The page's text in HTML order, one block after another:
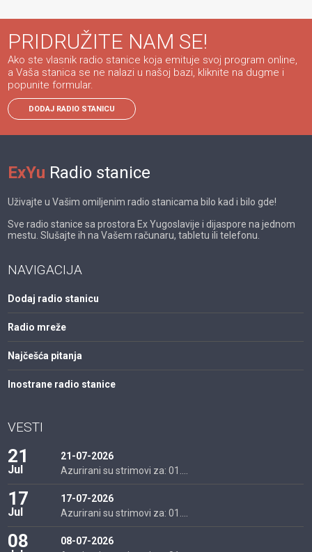
PRIDRUŽITE NAM SE!
Ako ste vlasnik radio stanice koja emituje svoj program online,
a Vaša stanica se ne nalazi u našoj bazi, kliknite na dugme i
popunite formular.
DODAJ RADIO STANICU
ExYu Radio stanice
Uživajte u Vašim omiljenim radio stanicama bilo kad i bilo gde!
Sve radio stanice sa prostora Ex Yugoslavije i dijaspore na jednom
mestu. Slušajte ih na Vašem računaru, tabletu ili telefonu.
NAVIGACIJA
Dodaj radio stanicu
Radio mreže
Najčešća pitanja
Inostrane radio stanice
VESTI
21
Jul
21-07-2026
Azurirani su strimovi za: 01....
17
Jul
17-07-2026
Azurirani su strimovi za: 01....
08
08-07-2026